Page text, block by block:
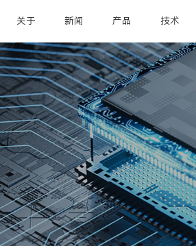
关于 新闻 产品 技术